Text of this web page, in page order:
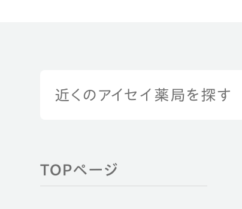
近くのアイセイ薬局を探す
TOPページ